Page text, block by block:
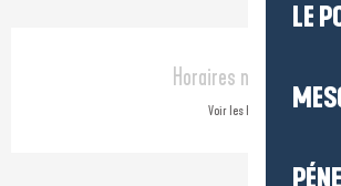
LE
Ouverture etHoraires non définis
Voir les horaires